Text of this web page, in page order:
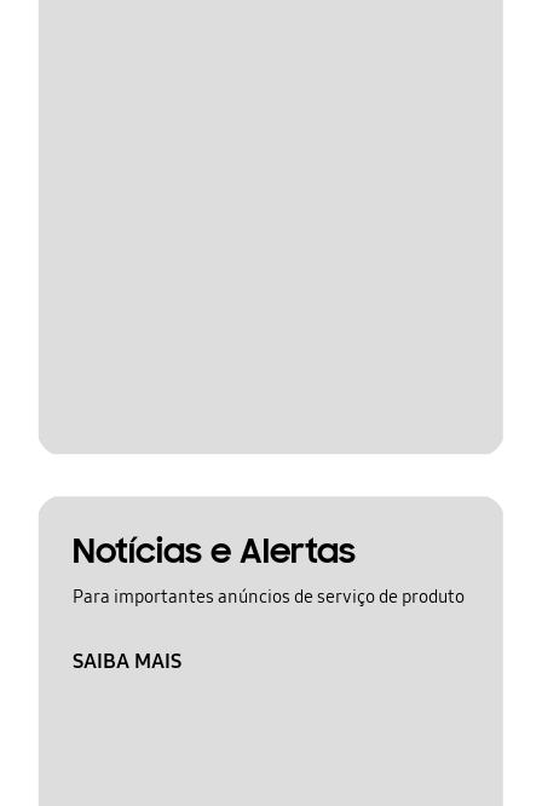
Notícias e Alertas
Para importantes anúncios de serviço de produto
SAIBA MAIS